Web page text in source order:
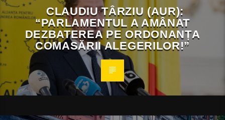
CLAUDIU TÂRZIU (AUR):
“PARLAMENTUL A AMÂNAT
DEZBATEREA PE ORDONANȚA
COMASĂRII ALEGERILOR!”